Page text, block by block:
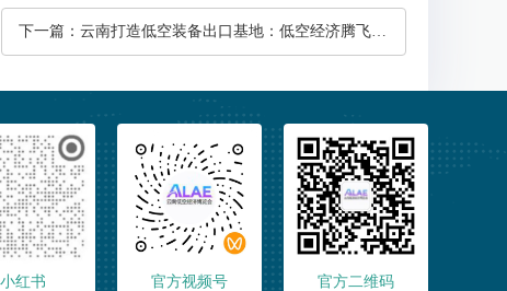
下一篇： 云南打造低空装备出口基地：低空经济腾飞的"高原引擎"
小红书 官方视频号 官方二维码